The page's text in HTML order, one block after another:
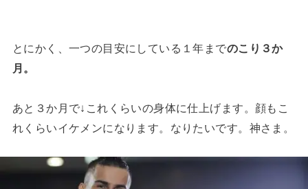
とにかく、一つの目安にしている１年までのこり３か
月。
あと３か月で↓これくらいの身体に仕上げます。顔もこ
れくらいイケメンになります。なりたいです。神さま。